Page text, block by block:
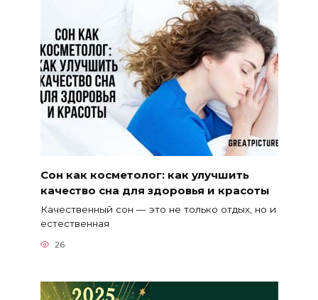
Сон как косметолог: как улучшить
качество сна для здоровья и красоты
Качественный сон — это не только отдых, но и
естественная
26